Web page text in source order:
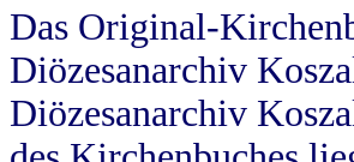
Das Original-
Diözesanarchiv
Diözesanarchiv